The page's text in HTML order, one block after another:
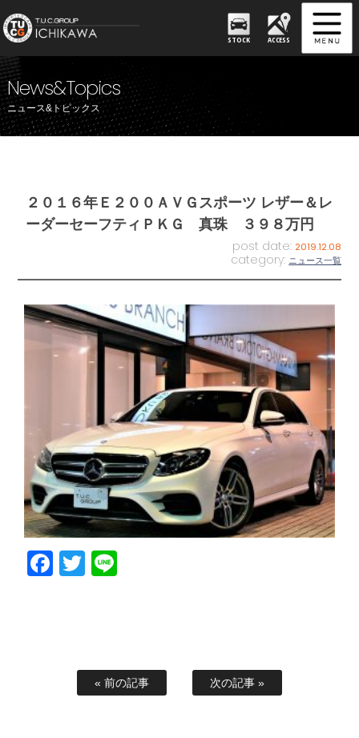
STOCK ACCESS
News&Topics
ニュース&トピックス
２０１６年Ｅ２００ＡＶＧスポーツ レザー＆レ
ーダーセーフティＰＫＧ 真珠 ３９８万円
post date: 2019.12.08
category: ニュース一覧
Facebook
Twitter
« 前の記事 次の記事 »